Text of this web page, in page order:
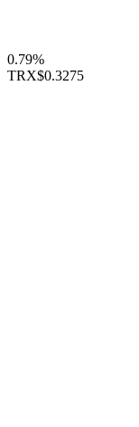
0.79%
TRX$0.3275